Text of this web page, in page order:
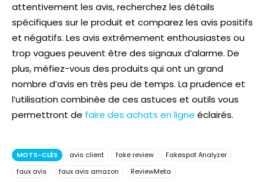
attentivement les avis, recherchez les détails
spécifiques sur le produit et comparez les avis positifs
et négatifs. Les avis extrêmement enthousiastes ou
trop vagues peuvent être des signaux d’alarme. De
plus, méfiez-vous des produits qui ont un grand
nombre d’avis en très peu de temps. La prudence et
l’utilisation combinée de ces astuces et outils vous
permettront de faire des achats en ligne éclairés.
MOTS-CLÉS avis client fake review
Fakespot Analyzer
faux avis
faux avis amazon ReviewMeta